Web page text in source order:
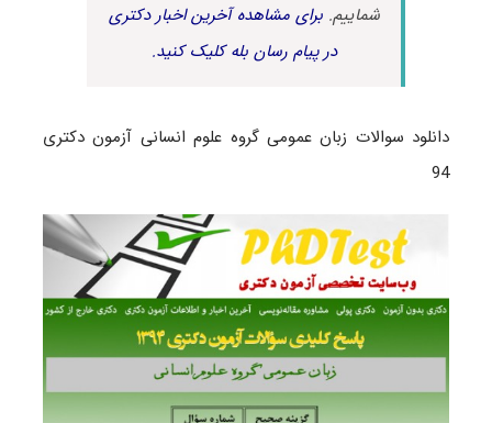
شماییم.برای مشاهده آخرین اخبار دکتری
در پیام رسان بله کلیک کنید.
دانلود سوالات زبان عمومی گروه علوم انسانی آزمون دکتری
94